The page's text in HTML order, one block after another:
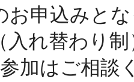
お申込みと
れ替わり制
加はご相談